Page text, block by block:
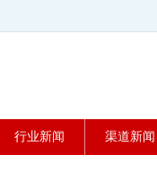
行业新闻 渠道新闻